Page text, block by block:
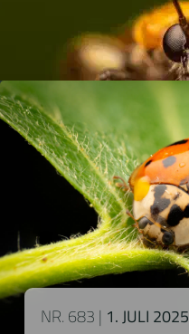
NR. 683 | 1. JULI 2025